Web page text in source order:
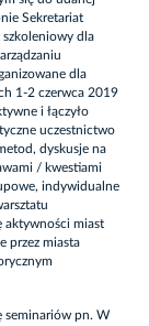
Sekretariat
szkoleniowy dla
dla
1-2 czerwca 2019
i łączyło
uczestnictwo
dyskusje na
/ kwestiami
indywidualne
aktywności miast
przez miasta
seminariów pn. W